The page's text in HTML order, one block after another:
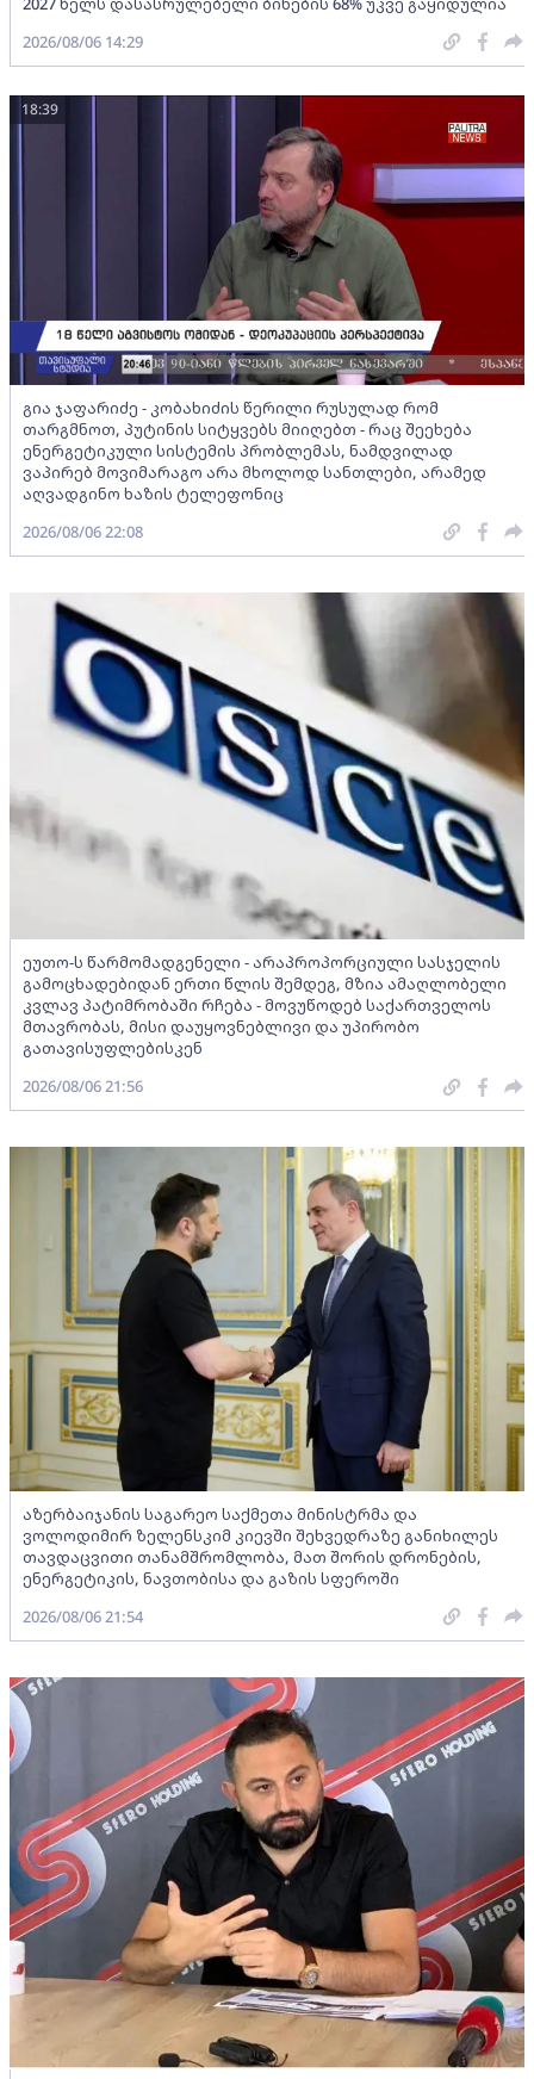
2026/08/06 14:29
გია ჯაფარიძე - კობახიძის წერილი რუსულად რომ
თარგმნოთ, პუტინის სიტყვებს მიიღებთ - რაც შეეხება
ენერგეტიკული სისტემის პრობლემას, ნამდვილად
ვაპირებ მოვიმარაგო არა მხოლოდ სანთლები, არამედ
აღვადგინო ხაზის ტელეფონიც
18:39
2026/08/06 22:08
ეუთო-ს წარმომადგენელი - არაპროპორციული სასჯელის
გამოცხადებიდან ერთი წლის შემდეგ, მზია ამაღლობელი
კვლავ პატიმრობაში რჩება - მოვუწოდებ საქართველოს
მთავრობას, მისი დაუყოვნებლივი და უპირობო
გათავისუფლებისკენ
2026/08/06 21:56
აზერბაიჯანის საგარეო საქმეთა მინისტრმა და
ვოლოდიმირ ზელენსკიმ კიევში შეხვედრაზე განიხილეს
თავდაცვითი თანამშრომლობა, მათ შორის დრონების,
ენერგეტიკის, ნავთობისა და გაზის სფეროში
2026/08/06 21:54